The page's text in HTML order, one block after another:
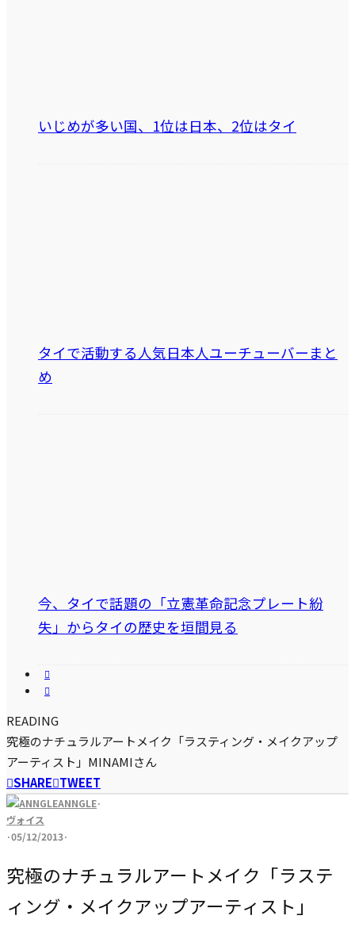
いじめが多い国、1位は日本、2位はタイ
タイで活動する人気日本人ユーチューバーまと
め
今、タイで話題の「立憲革命記念プレート紛
失」からタイの歴史を垣間見る
READING
究極のナチュラルアートメイク「ラスティング・メイクアップ
アーティスト」MINAMIさん
SHARE TWEET
ANNGLE·
ヴォイス
·05/12/2013·
究極のナチュラルアートメイク「ラステ
ィング・メイクアップアーティスト」